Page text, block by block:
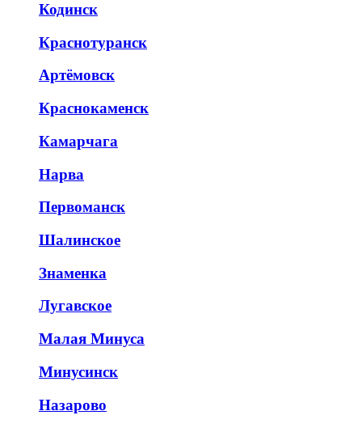
Кодинск
Краснотуранск
Артёмовск
Краснокаменск
Камарчага
Нарва
Первоманск
Шалинское
Знаменка
Лугавское
Малая Минуса
Минусинск
Назарово